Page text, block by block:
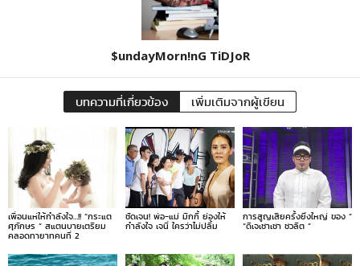
$undayMorn!nG TiDJoR
บทความที่เกี่ยวข้อง เพิ่มเติมจากผู้เขียน
เพื่อนแห่ให้กำลังใจ…!! “กระแต
ศุภักษร ” สแตนบายเตรียม
คลอดทายาทคนที่ 2
ชัดเจน! พ่อ-แม่ มิกกี้ ย่องให้
กำลังใจ เจนี่ ใครว่าไม่ปลื้ม
การสูญเสียครั้งยิ่งใหญ่ ของ ”
“ดีเจเชาเชา ชวลิต ”